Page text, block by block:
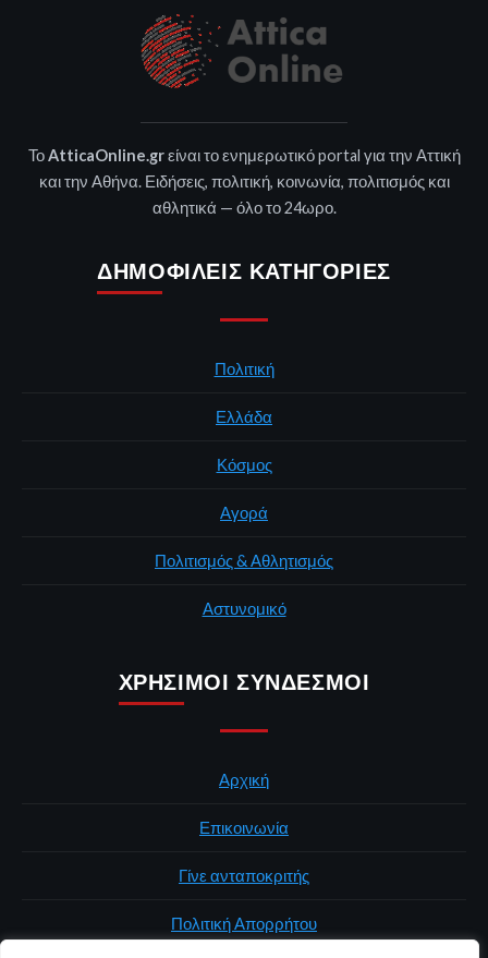
ΤοAtticaOnline.grείναι το ενημερωτικό portal για την Αττική
και την Αθήνα. Ειδήσεις, πολιτική, κοινωνία, πολιτισμός και
αθλητικά — όλο το 24ωρο.
ΔΗΜΟΦΙΛΕΊΣ ΚΑΤΗΓΟΡΊΕΣ
Πολιτική
Ελλάδα
Κόσμος
Αγορά
Πολιτισμός & Αθλητισμός
Αστυνομικό
ΧΡΉΣΙΜΟΙ ΣΎΝΔΕΣΜΟΙ
Αρχική
Επικοινωνία
Γίνε ανταποκριτής
Πολιτική Απορρήτου